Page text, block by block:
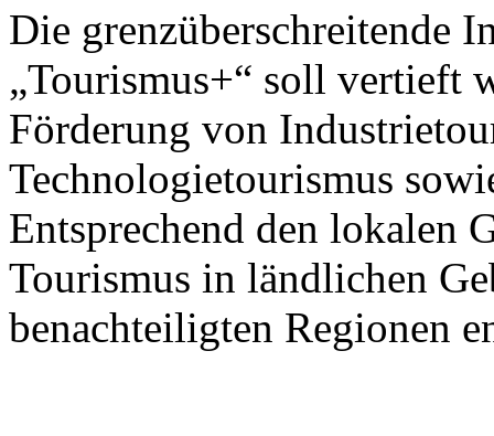
Die grenzüberschreitende
„Tourismus+“ soll vertieft
Förderung von
Technologietourismus
Entsprechend den lokalen
Tourismus in ländlichen
benachteiligten Regionen